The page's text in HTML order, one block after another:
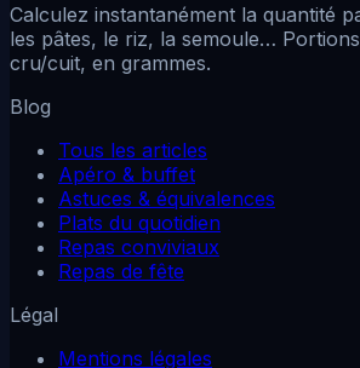
Calculez instantanément la quantité
les pâtes, le riz, la semoule…
cru/cuit, en grammes.
Blog
Tous les articles
Apéro & buffet
Astuces & équivalences
Plats du quotidien
Repas conviviaux
Repas de fête
Légal
Mentions légales